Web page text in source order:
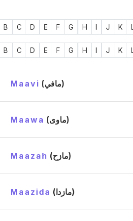
B C D E F G H I J K
B C D E F G H I J K
Maavi (مافي)
Maawa (ماوى)
Maazah (مازح)
Maazida (مازدا)